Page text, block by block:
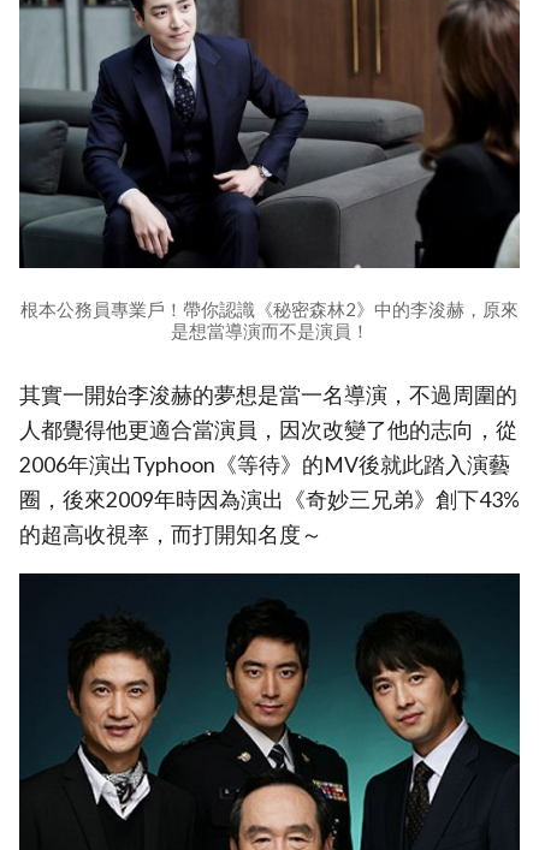
根本公務員專業戶！帶你認識《秘密森林2》中的李浚赫，原來
是想當導演而不是演員！
其實一開始李浚赫的夢想是當一名導演，不過周圍的
人都覺得他更適合當演員，因次改變了他的志向，從
2006年演出Typhoon《等待》的MV後就此踏入演藝
圈，後來2009年時因為演出《奇妙三兄弟》創下43%
的超高收視率，而打開知名度～